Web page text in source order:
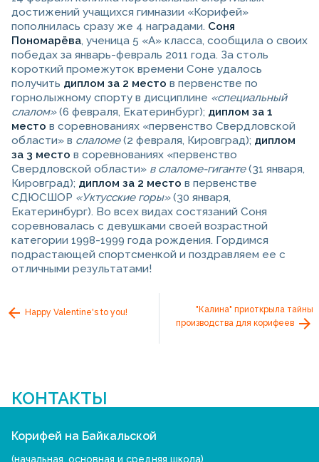
достижений учащихся гимназии «Корифей»
пополнилась сразу же 4 наградами. Соня
Пономарёва, ученица 5 «А» класса, сообщила о своих
победах за январь-февраль 2011 года. За столь
короткий промежуток времени Соне удалось
получить диплом за 2 место в первенстве по
горнолыжному спорту в дисциплине «специальный
слалом»(6 февраля, Екатеринбург); диплом за 1
место в соревнованиях «первенство Свердловской
области» в слаломе(2 февраля, Кировград); диплом
за 3 место в соревнованиях «первенство
Свердловской области» в слаломе-гиганте(31 января,
Кировград); диплом за 2 место в первенстве
СДЮСШОР «Уктусские горы»(30 января,
Екатеринбург). Во всех видах состязаний Соня
соревновалась с девушками своей возрастной
категории 1998-1999 года рождения. Гордимся
подрастающей спортсменкой и поздравляем ее с
отличными результатами!
Happy Valentine's to you!
"Калина" приоткрыла тайны
производства для корифеев
КОНТАКТЫ
Корифей на Байкальской
(начальная, основная и средняя школа)